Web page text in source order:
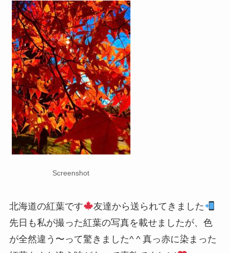
Screenshot
北海道の紅葉です
友達から送られてきました
先日も私が撮った紅葉の写真を載せましたが、色
が全然違う〜って驚きました^ ^ 真っ赤に染まった